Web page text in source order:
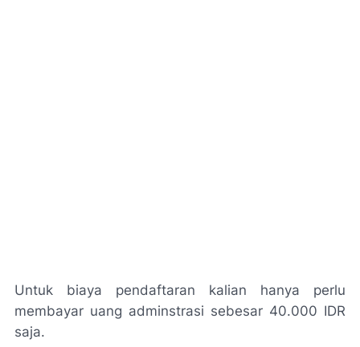
Untuk biaya pendaftaran kalian hanya perlu
membayar uang adminstrasi sebesar 40.000 IDR
saja.